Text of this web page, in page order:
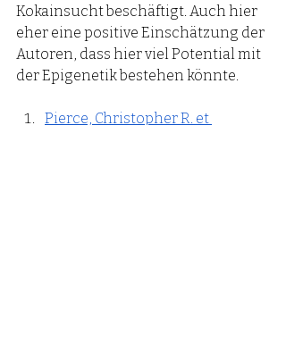
Kokainsucht beschäftigt. Auch hier
eher eine positive Einschätzung der
Autoren, dass hier viel Potential mit
der Epigenetik bestehen könnte.
Pierce, Christopher R. et